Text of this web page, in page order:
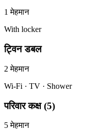
1 मेहमान
With locker
ट्विन डबल
2 मेहमान
Wi-Fi · TV · Shower
परिवार कक्ष (5)
5मेहमान